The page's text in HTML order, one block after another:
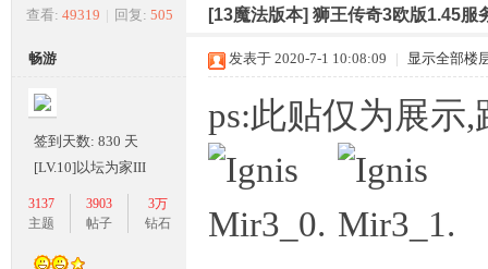
夜
游
» › ›
查看: 49319 | 回复: 505 [13魔法版本] 狮王传奇3欧版1.45服
畅游
签到天数: 830 天
[LV.10]以坛为家III
3137
主题
3903
帖子
3万
钻石
发表于 2020-7-1 10:08:09 | 显示全部楼
ps:此贴仅为展示